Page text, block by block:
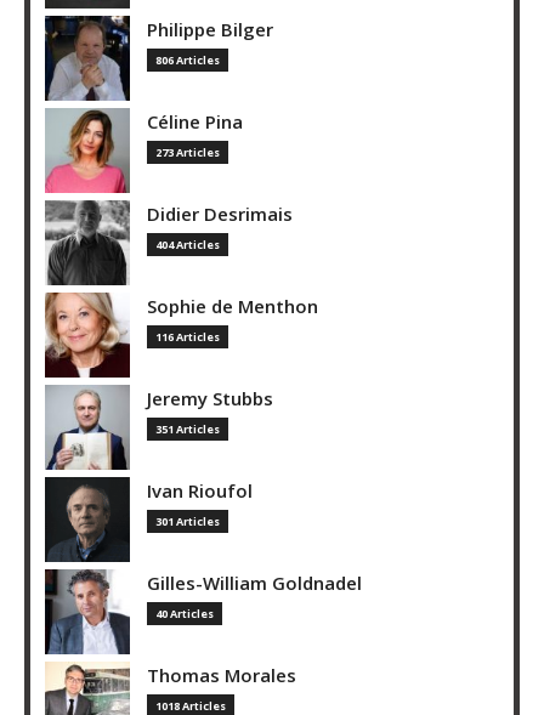
Philippe Bilger
806 Articles
Céline Pina
273 Articles
Didier Desrimais
404 Articles
Sophie de Menthon
116 Articles
Jeremy Stubbs
351 Articles
Ivan Rioufol
301 Articles
Gilles-William Goldnadel
40 Articles
Thomas Morales
1018 Articles